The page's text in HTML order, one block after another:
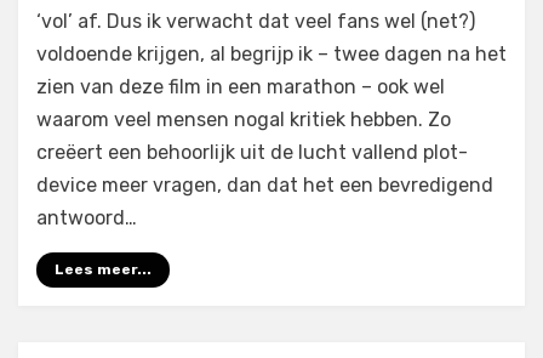
IX
–
The
Rise
of
Skywalker
(2019)
‘vol’ af. Dus ik verwacht dat veel fans wel (net?)
voldoende krijgen, al begrijp ik – twee dagen na het
zien van deze film in een marathon – ook wel
waarom veel mensen nogal kritiek hebben. Zo
creëert een behoorlijk uit de lucht vallend plot-
device meer vragen, dan dat het een bevredigend
antwoord…
Lees meer...